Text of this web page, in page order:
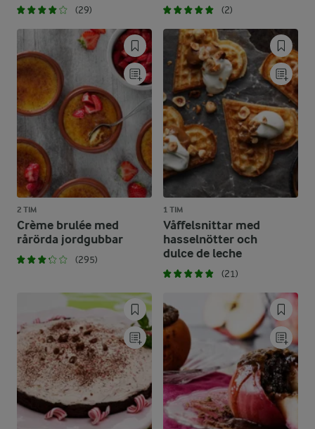
(29) (2)
2 TIM
Crème brulée med
rårörda jordgubbar
(295)
1 TIM
Våffelsnittar med
hasselnötter och
dulce de leche
(21)